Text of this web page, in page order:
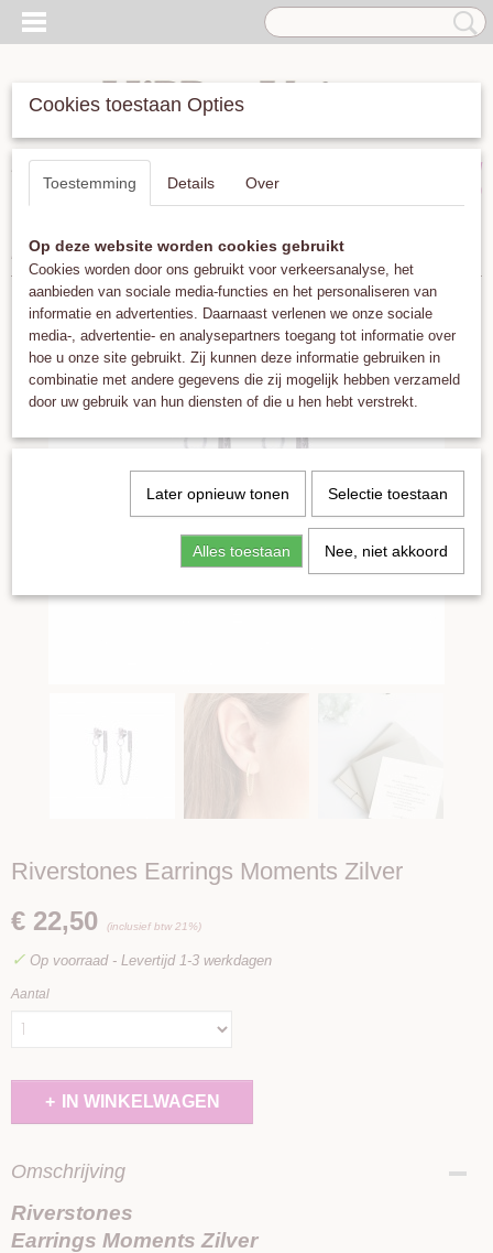
Inloggen Registreren
UW WINKELWAGEN
(0)
Home >Oorbellen> Riverstones Earrings Moments Zilver
Riverstones Earrings Moments Zilver
€ 22,50 (inclusief btw 21%)
✓ Op voorraad - Levertijd 1-3 werkdagen
Aantal
IN WINKELWAGEN
Omschrijving
Riverstones
Earrings Moments Zilver
Cookies toestaan Opties
Toestemming Details Over
Op deze website worden cookies gebruikt
Cookies worden door ons gebruikt voor verkeersanalyse, het
aanbieden van sociale media-functies en het personaliseren van
informatie en advertenties. Daarnaast verlenen we onze sociale
media-, advertentie- en analysepartners toegang tot informatie over
hoe u onze site gebruikt. Zij kunnen deze informatie gebruiken in
combinatie met andere gegevens die zij mogelijk hebben verzameld
door uw gebruik van hun diensten of die u hen hebt verstrekt.
Later opnieuw tonen Selectie toestaan
Alles toestaan Nee, niet akkoord